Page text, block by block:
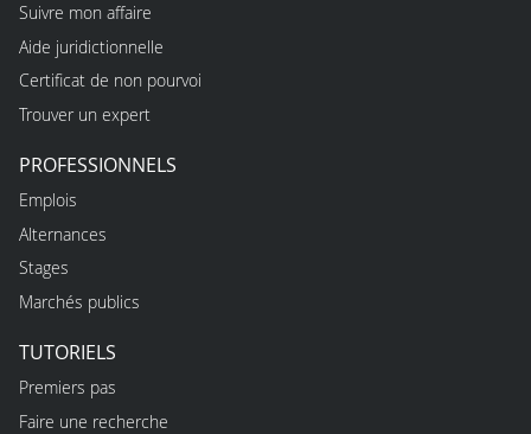
Suivre mon affaire
Aide juridictionnelle
Certificat de non pourvoi
Trouver un expert
PROFESSIONNELS
Emplois
Alternances
Stages
Marchés publics
TUTORIELS
Premiers pas
Faire une recherche